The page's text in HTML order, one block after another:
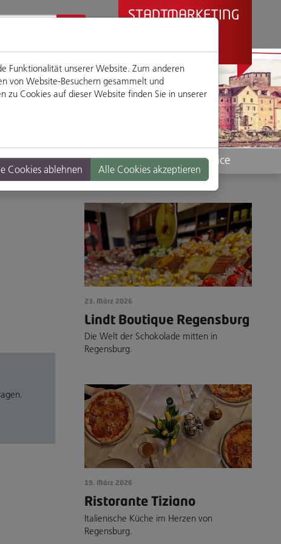
STADTMARKETING
PRÄSENTIERT
Standorte Service
23. März 2026
Lindt Boutique Regensburg
Die Welt der Schokolade mitten in
Regensburg.
19. März 2026
Ristorante Tiziano
Italienische Küche im Herzen von
Regensburg.
Funktionalität unserer Website. Zum anderen
von Website-Besuchern gesammelt und
Cookies auf dieser Website finden Sie in unserer
Cookies ablehnen Alle Cookies akzeptieren